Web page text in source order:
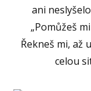
ani
„Pomůžeš
Řekneš mi, až
celou